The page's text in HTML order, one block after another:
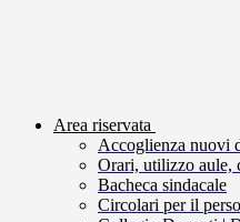
Area riservata
Accoglienza nuovi
Orari, utilizzo aule,
Bacheca sindacale
Circolari per il